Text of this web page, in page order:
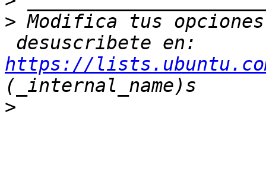
> Modifica tus
https://
>